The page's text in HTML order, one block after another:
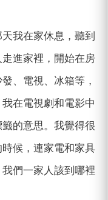
我在家休息，聽到
進家裡，開始在房
、電視、冰箱等，
在電視劇和電影中
的意思。我覺得很
候，連家電和家具
們一家人該到哪裡